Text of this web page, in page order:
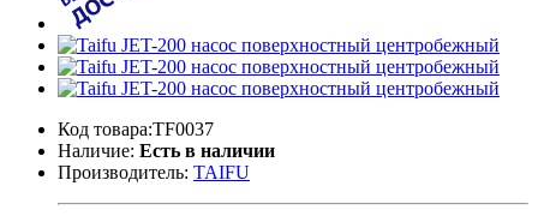
Код товара:TF0037
Наличие: Есть в наличии
Производитель: TAIFU